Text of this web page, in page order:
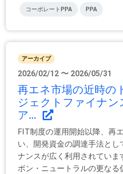
コーポレートPPA PPA
アーカイブ
2026/02/12 〜 2026/05/31
再エネ市場の近時の
ジェクトファイナン
ア...
FIT制度の運用開始以降、再
い、開発資金の調達手法とし
ナンスが広く利用されていま
ボン・ニュートラルの更なる